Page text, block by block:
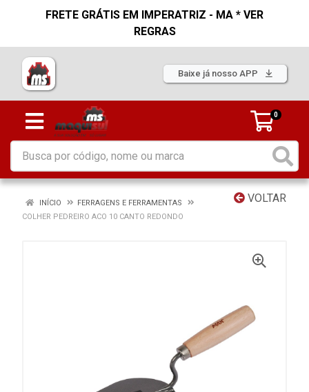
FRETE GRÁTIS EM IMPERATRIZ - MA * VER
REGRAS
Baixe já nosso APP
0
VOLTAR
INÍCIO
FERRAGENS E FERRAMENTAS
COLHER PEDREIRO ACO 10 CANTO REDONDO